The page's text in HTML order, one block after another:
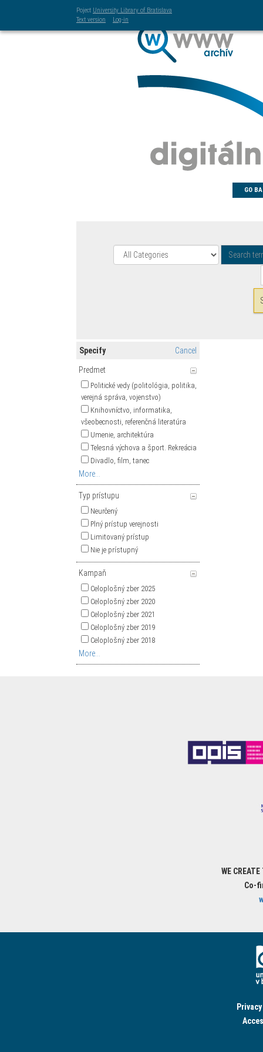
Poject University Library of Bratislava
Text version
Log-in
GO
Specify Cancel
Predmet
Politické vedy (politológia, politika,
verejná správa, vojenstvo)
Knihovníctvo, informatika,
všeobecnosti, referenčná literatúra
Umenie, architektúra
Telesná výchova a šport. Rekreácia
Divadlo, film, tanec
More...
Typ prístupu
Neurčený
Plný prístup verejnosti
Limitovaný prístup
Nie je prístupný
Kampaň
Celoplošný zber 2025
Celoplošný zber 2020
Celoplošný zber 2021
Celoplošný zber 2019
Celoplošný zber 2018
More...
WE
Co-